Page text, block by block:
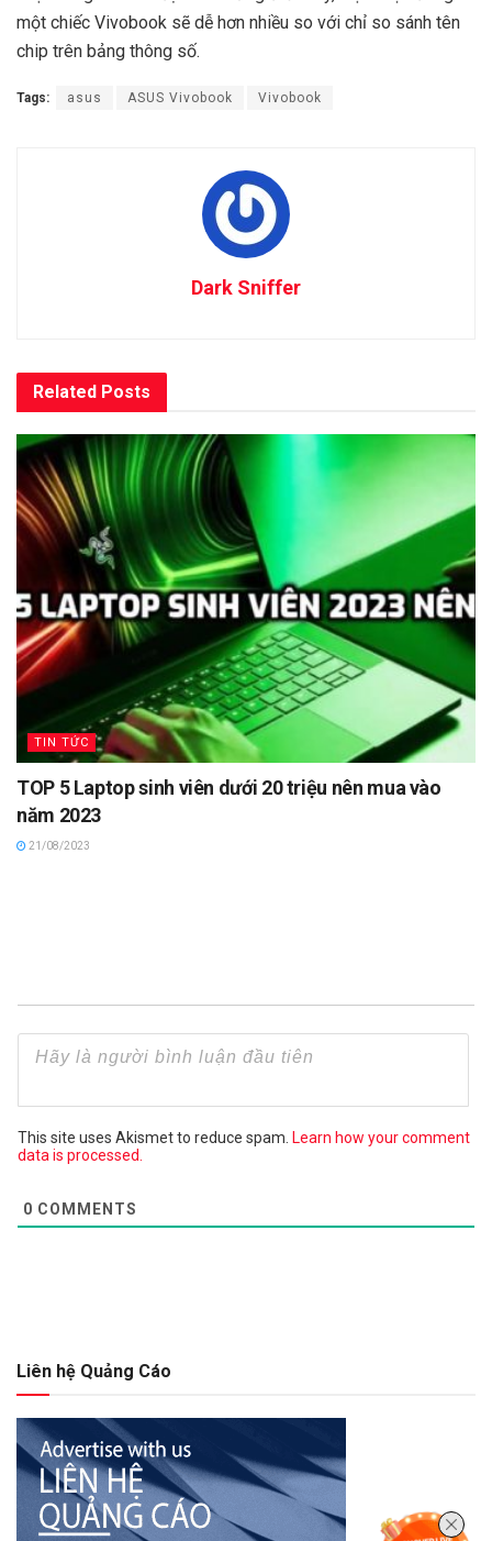
một chiếc Vivobook sẽ dễ hơn nhiều so với chỉ so sánh tên
chip trên bảng thông số.
Tags: asus ASUS Vivobook Vivobook
Dark Sniffer
Related Posts
TIN TỨC
TOP 5 Laptop sinh viên dưới 20 triệu nên mua vào
năm 2023
21/08/2023
This site uses Akismet to reduce spam. Learn how your comment
data is processed.
0 COMMENTS
Liên hệ Quảng Cáo